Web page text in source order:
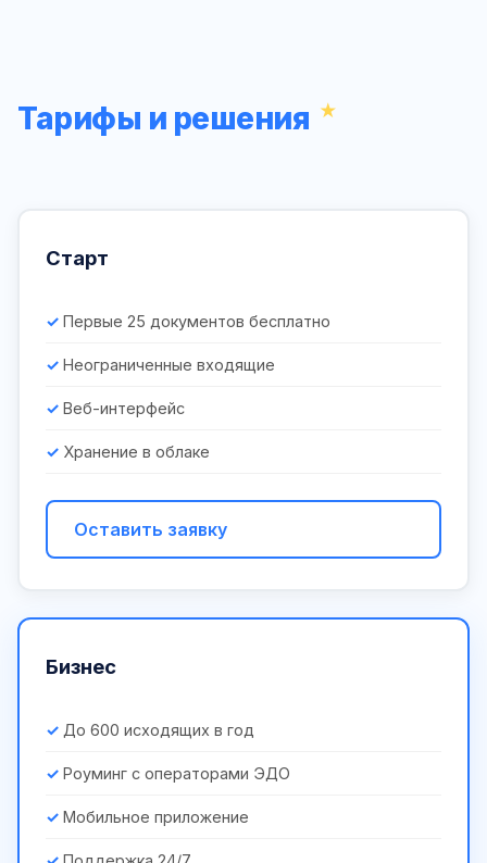
Тарифы и решения
Старт
Первые 25 документов бесплатно
Неограниченные входящие
Веб-интерфейс
Хранение в облаке
Оставить заявку
Бизнес
До 600 исходящих в год
Роуминг с операторами ЭДО
Мобильное приложение